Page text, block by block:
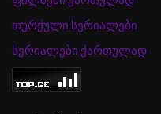
თურქული სერიალები
სერიალები ქართულად